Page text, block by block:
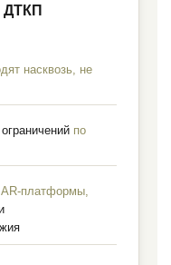
насквозь, не
по
платформы,